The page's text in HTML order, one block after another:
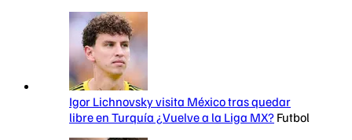
Igor Lichnovsky visita México tras quedar
libre en Turquía ¿Vuelve a la Liga MX? Futbol